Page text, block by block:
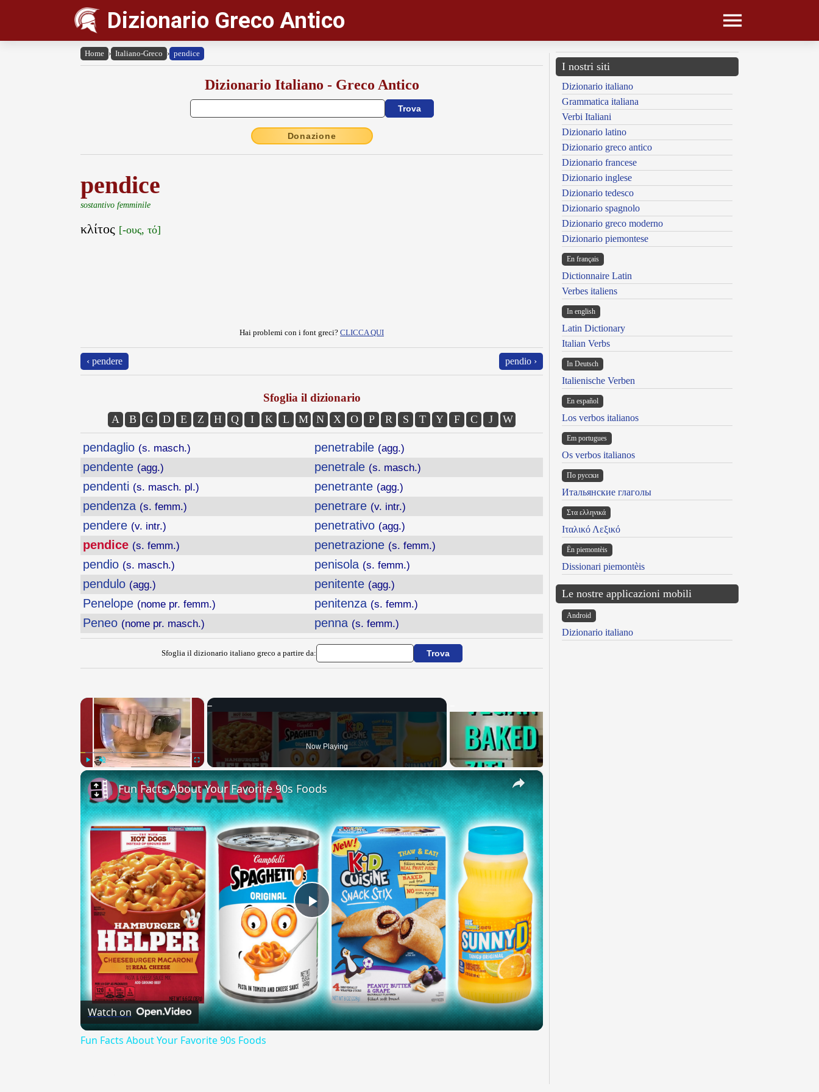
Dizionario Greco Antico
Home › Italiano-Greco › pendice
Dizionario Italiano - Greco Antico
Donazione
pendice
sostantivo femminile
κλίτος [-ους, τό]
Hai problemi con i font greci? CLICCA QUI
‹ pendere pendio ›
Sfoglia il dizionario
A B G D E Z H Q I K L M N X O P R S T Y F C J W
pendaglio (s. masch.)
pendente (agg.)
pendenti (s. masch. pl.)
pendenza (s. femm.)
pendere (v. intr.)
pendice (s. femm.)
pendio (s. masch.)
pendulo (agg.)
Penelope (nome pr. femm.)
Peneo (nome pr. masch.)
penetrabile (agg.)
penetrale (s. masch.)
penetrante (agg.)
penetrare (v. intr.)
penetrativo (agg.)
penetrazione (s. femm.)
penisola (s. femm.)
penitente (agg.)
penitenza (s. femm.)
penna (s. femm.)
Sfoglia il dizionario italiano greco a partire da:
×
Now Playing
×
Play
Video
Fun Facts About Your Favorite 90s Foods
Watch on
Fun Facts About Your Favorite 90s Foods
I nostri siti
Dizionario italiano
Grammatica italiana
Verbi Italiani
Dizionario latino
Dizionario greco antico
Dizionario francese
Dizionario inglese
Dizionario tedesco
Dizionario spagnolo
Dizionario greco moderno
Dizionario piemontese
En français
Dictionnaire Latin
Verbes italiens
In english
Latin Dictionary
Italian Verbs
In Deutsch
Italienische Verben
En español
Los verbos italianos
Em portugues
Os verbos italianos
По русски
Итальянские глаголы
Στα ελληνικά
Ιταλικό Λεξικό
Ën piemontèis
Dissionari piemontèis
Le nostre applicazioni mobili
Android
Dizionario italiano